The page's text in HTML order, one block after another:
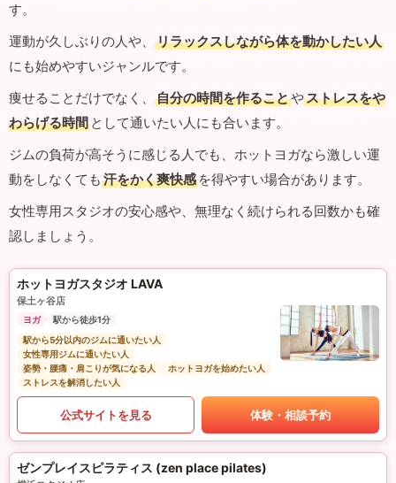
す。
運動が久しぶりの人や、
リラックスしながら体を動かしたい人
にも始めやすいジャンルです。
痩せることだけでなく、
自分の時間を作ることやストレスをや
わらげる時間 として通いたい人にも合います。
ジムの負荷が高そうに感じる人でも、ホットヨガなら激しい運
動をしなくても 汗をかく爽快感 を得やすい場合があります。
女性専用スタジオの安心感や、無理なく続けられる回数かも確
認しましょう。
ホットヨガスタジオ LAVA
保土ヶ谷店
ヨガ
駅から徒歩1分
駅から5分以内のジムに通いたい人
女性専用ジムに通いたい人
姿勢・腰痛・肩こりが気になる人
ホットヨガを始めたい人
ストレスを解消したい人
公式サイトを見る 体験・相談予約
ゼンプレイスピラティス (zen place pilates)